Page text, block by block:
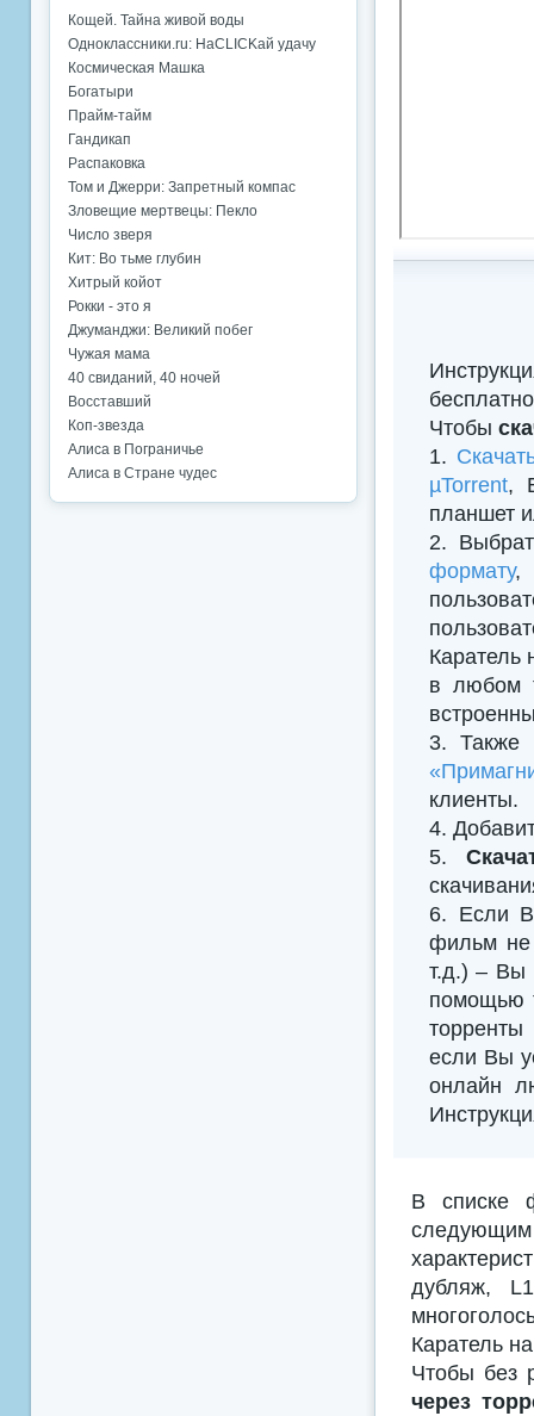
Чтобы
1.
µTorrent,
планшет
2.
формату,
Каратель
в любом
3. Также
клиенты.
4.
5.
6. Если
фильм не
т.д.) – Вы
помощью
если Вы
онлайн
В списке
дубляж,
Каратель
Чтобы без
через
Кощей. Тайна живой воды
Одноклассники.ru: НаCLICKай удачу
Космическая Машка
Богатыри
Прайм-тайм
Гандикап
Распаковка
Том и Джерри: Запретный компас
Зловещие мертвецы: Пекло
Число зверя
Кит: Во тьме глубин
Хитрый койот
Рокки - это я
Джуманджи: Великий побег
Чужая мама
40 свиданий, 40 ночей
Восставший
Коп-звезда
Алиса в Пограничье
Алиса в Стране чудес